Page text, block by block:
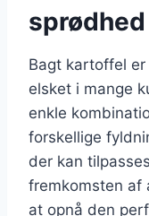
sprødhed
Bagt kartoffel
elsket i mange
enkle
forskellige
der kan
fremkomsten af
at opnå den